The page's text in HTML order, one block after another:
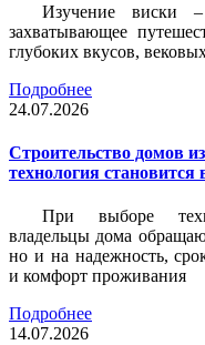
Изучение виски
захватывающее
глубоких вкусов,
Подробнее
24.07.2026
Строительство домов
технология
При выборе
владельцы дома
но и на надежность,
и комфорт проживания
Подробнее
14.07.2026